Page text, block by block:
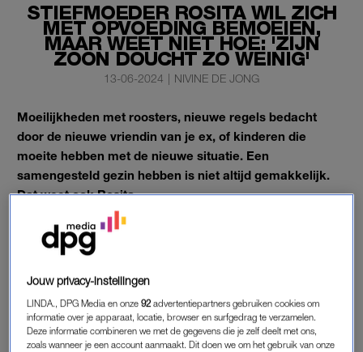
STIEFMOEDER ROSITA WIL ZICH
MET OPVOEDING BEMOEIEN,
MAAR WEET NIET HOE: 'ZIJN
ZOON DOUCHT ZO WEINIG'
13-06-2024 | NIVINE DE JONG
Moeilijkheden met roosters, nieuwe regels bedacht
door de nieuwe vriendin van je ex, of kinderen die
moeite hebben met de nieuwe situatie. Een
samengesteld gezin hebben is niet altijd gemakkelijk.
Dat weet ook Rosita.
In de rubriek ‘Lekker Samengesteld
hun samengestelde gezin. Deze week doet Rosita* (41) haar
ROSITA
“Sinds een paar maanden heb ik een nieuwe vriend. Hij heeft
Jouw privacy-instellingen
LINDA., DPG Media en onze92 advertentiepartners gebruiken cookies om
informatie over je apparaat, locatie, browser en surfgedrag te verzamelen.
Deze informatie combineren we met de gegevens die je zelf deelt met ons,
zoals wanneer je een account aanmaakt. Dit doen we om het gebruik van onze